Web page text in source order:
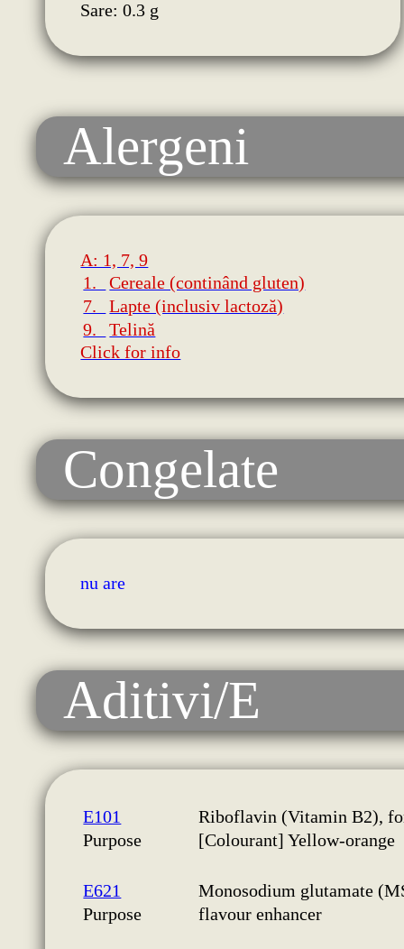
Sare: 0.3 g
Alergeni
A: 1, 7, 9
1.
Cereale (continând gluten)
7.
Lapte (inclusiv lactoză)
9.
Telină
Click for info
Congelate
nu are
Aditivi/E
E101
Riboflavin (Vitamin B2),
Purpose
[Colourant] Yellow-orange
E621
Monosodium glutamate
Purpose
flavour enhancer